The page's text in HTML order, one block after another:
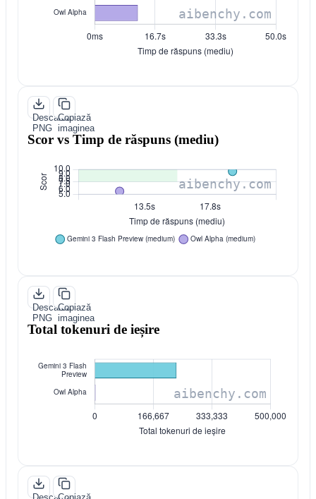
Descarcă
PNG
Copiază
imaginea
Scor vs Timp de răspuns (mediu)
Descarcă
PNG
Copiază
imaginea
Total tokenuri de ieșire